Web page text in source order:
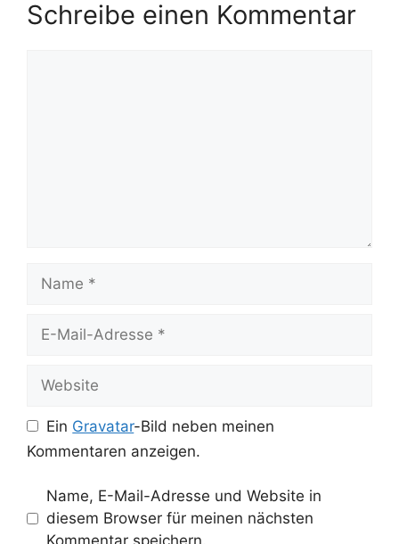
Schreibe einen Kommentar
Mail-
Ein Gravatar-Bild neben meinen
Kommentaren anzeigen.
Name, E-Mail-Adresse und Website in
diesem Browser für meinen nächsten
Kommentar speichern.